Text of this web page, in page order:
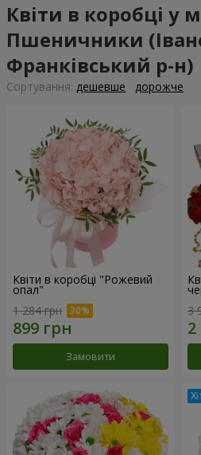
Квіти в коробці у
Пшеничники
Франківський р-н)
Сортування: дешевше дорожче
Квіти в коробці "Рожевий
опал"
1 284 грн
Замовити
3